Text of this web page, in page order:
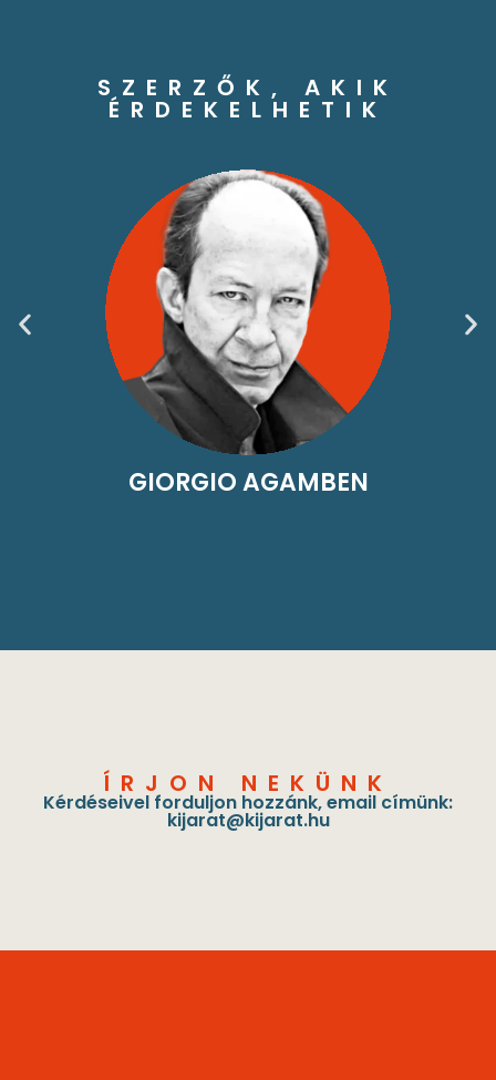
SZERZŐK, AKIK
ÉRDEKELHETIK
GIORGIO AGAMBEN
ÍRJON NEKÜNK
Kérdéseivel forduljon hozzánk, email címünk:
kijarat@kijarat.hu